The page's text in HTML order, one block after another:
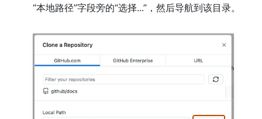
“本地路径”字段旁的“选择...”，然后导航到该目录。